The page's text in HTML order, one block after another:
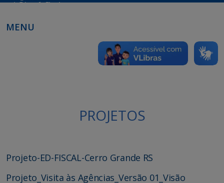
MENU
PROJETOS
Projeto-ED-FISCAL-Cerro Grande RS
Projeto_Visita às Agências_Versão 01_Visão